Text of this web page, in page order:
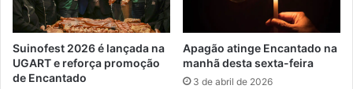
Suinofest 2026 é lançada na
UGART e reforça promoção
de Encantado
Apagão atinge Encantado na
manhã desta sexta-feira
3 de abril de 2026